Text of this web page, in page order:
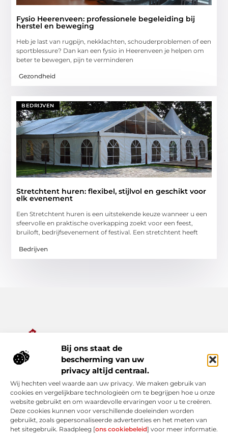
Bij ons staat de
bescherming van uw
privacy altijd centraal.
Wij hechten veel waarde aan uw privacy. We maken gebruik van
cookies en vergelijkbare technologieën om te begrijpen hoe u onze
website gebruikt en om waardevolle ervaringen voor u te creëren.
Deze cookies kunnen voor verschillende doeleinden worden
gebruikt, zoals gepersonaliseerde advertenties en het meten van
het sitegebruik. Raadpleeg [ons cookiebeleid] voor meer informatie.
Fysio Heerenveen: professionele begeleiding bij
herstel en beweging
Heb je last van rugpijn, nekklachten, schouderproblemen of een
sportblessure? Dan kan een fysio in Heerenveen je helpen om
beter te bewegen, pijn te verminderen
Gezondheid
BEDRIJVEN
Stretchtent huren: flexibel, stijlvol en geschikt voor
elk evenement
Een Stretchtent huren is een uitstekende keuze wanneer u een
sfeervolle en praktische overkapping zoekt voor een feest,
bruiloft, bedrijfsevenement of festival. Een stretchtent heeft
Bedrijven
Alles wat je nodig hebt voor een rijker dagelijks leven.
Ontdek een diverse verzameling van blogs en artikelen die je
inspireren, informeren en verrijken – van praktische tips tot
bijzondere verhalen.
Bericht categorie